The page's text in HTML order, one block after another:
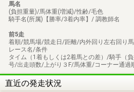
馬名
(負担重量)/馬体重(増減)/性齢/毛色
騎手名(所属)【勝率/3着内率】/ 調教師名
前5走
着順/競馬場/競走日/距離/内外回り左右回り
レース名/条件
タイム（1着もしくは2着馬との差）/騎手（
号/出走頭数/上がり３F/馬体重/コーナー通過
直近の発走状況